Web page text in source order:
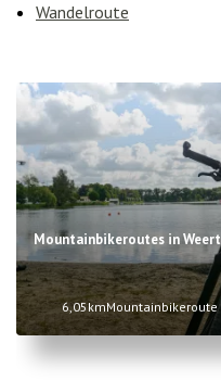
Wandelroute
Mountainbikeroutes in Weert
6,05kmMountainbikeroute